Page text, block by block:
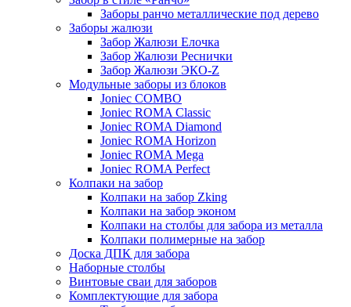
Заборы ранчо металлические под дерево
Заборы жалюзи
Забор Жалюзи Елочка
Забор Жалюзи Реснички
Забор Жалюзи ЭКО-Z
Модульные заборы из блоков
Joniec COMBO
Joniec ROMA Classic
Joniec ROMA Diamond
Joniec ROMA Horizon
Joniec ROMA Mega
Joniec ROMA Perfect
Колпаки на забор
Колпаки на забор Zking
Колпаки на забор эконом
Колпаки на столбы для забора из металла
Колпаки полимерные на забор
Доска ДПК для забора
Наборные столбы
Винтовые сваи для заборов
Комплектующие для забора